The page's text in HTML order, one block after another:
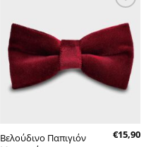
στην λίστα
επιθυμητών
Βελούδινο Παπιγιόν
€15,90